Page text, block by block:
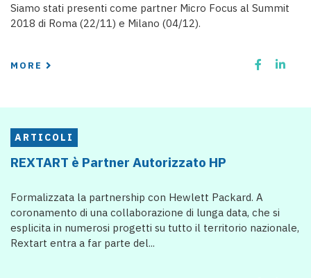
Siamo stati presenti come partner Micro Focus al Summit
2018 di Roma (22/11) e Milano (04/12).
MORE
ARTICOLI
REXTART è Partner Autorizzato HP
Formalizzata la partnership con Hewlett Packard. A
coronamento di una collaborazione di lunga data, che si
esplicita in numerosi progetti su tutto il territorio nazionale,
Rextart entra a far parte del...